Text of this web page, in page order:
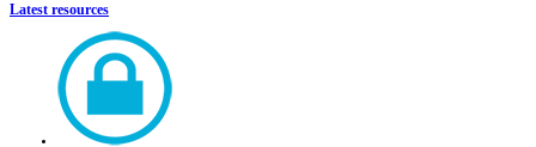
Latest resources